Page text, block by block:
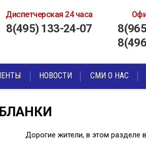
Диспетчерская 24 часа
8(495) 133-24-07
НОВОСТИ СМИ О НАС
БЛАНКИ
Дорогие жители, в этом разделе